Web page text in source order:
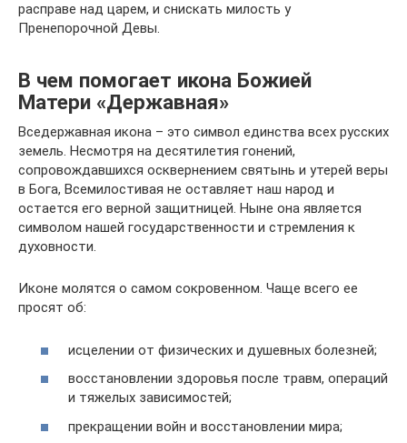
расправе над царем, и снискать милость у
Пренепорочной Девы.
В чем помогает икона Божией
Матери «Державная»
Вседержавная икона – это символ единства всех русских
земель. Несмотря на десятилетия гонений,
сопровождавшихся осквернением святынь и утерей веры
в Бога, Всемилостивая не оставляет наш народ и
остается его верной защитницей. Ныне она является
символом нашей государственности и стремления к
духовности.
Иконе молятся о самом сокровенном. Чаще всего ее
просят об:
исцелении от физических и душевных болезней;
восстановлении здоровья после травм, операций
и тяжелых зависимостей;
прекращении войн и восстановлении мира;